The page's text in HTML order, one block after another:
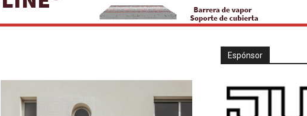
Espónsor